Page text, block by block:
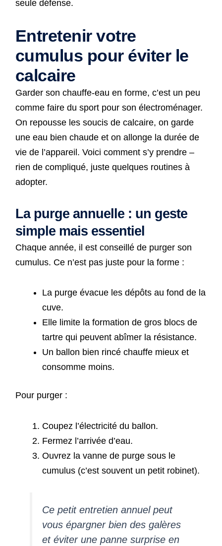
seule défense.
Entretenir votre
cumulus pour éviter le
calcaire
Garder son chauffe-eau en forme, c’est un peu
comme faire du sport pour son électroménager.
On repousse les soucis de calcaire, on garde
une eau bien chaude et on allonge la durée de
vie de l’appareil. Voici comment s’y prendre –
rien de compliqué, juste quelques routines à
adopter.
La purge annuelle : un geste
simple mais essentiel
Chaque année, il est conseillé de purger son
cumulus. Ce n’est pas juste pour la forme :
La purge évacue les dépôts au fond de la
cuve.
Elle limite la formation de gros blocs de
tartre qui peuvent abîmer la résistance.
Un ballon bien rincé chauffe mieux et
consomme moins.
Pour purger :
Coupez l’électricité du ballon.
Fermez l’arrivée d’eau.
Ouvrez la vanne de purge sous le
cumulus (c’est souvent un petit robinet).
Ce petit entretien annuel peut
vous épargner bien des galères
et éviter une panne surprise en